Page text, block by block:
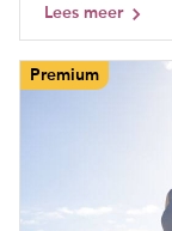
Lees meer
Premium